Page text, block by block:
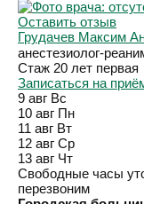
Оставить отзыв
Грудачев Максим
анестезиолог-
Стаж 20 лет первая
Записаться на
9 авг Вс
10 авг Пн
11 авг Вт
12 авг Ср
13 авг Чт
Свободные часы
перезвоним